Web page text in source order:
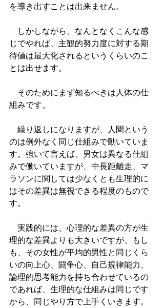
を導き出すことは出来ません。
しかしながら、なんとなくこんな感
じでやれば、主観的努力度に対する期
待値は最大化されるというくらいのこ
とは出せます。
そのためにまず知るべきは人体の仕
組みです。
繰り返しになりますが、人間という
のは例外なく同じ仕組みで動いていま
す。強いて言えば、男女は異なる仕組
みで働いていますが、中長距離走、マ
ラソンに関しては少なくとも生理的に
はその差異は無視できる程度のもので
す。
実践的には、心理的な差異の方が生
理的な差異よりも大きいですが、もし
も、その女性が平均的男性と同じくら
いの向上心、闘争心、自己規律能力、
論理的思考能力を持ち合わせているの
であれば、生理的な仕組みは同じです
から、同じやり方で上手くいきます。